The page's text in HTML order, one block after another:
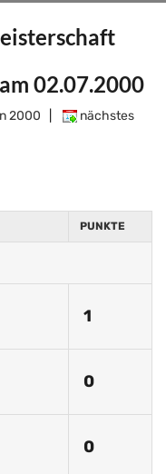
02.07.2000
2000
nächstes
PUNKTE
1
0
0